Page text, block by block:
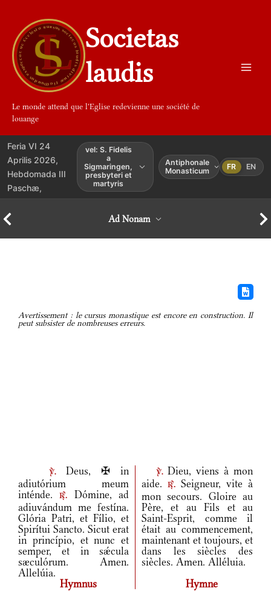
contenu
Societas
laudis
Le monde attend que l'Eglise redevienne une société de
louange
Feria VI 24
Aprilis 2026,
Hebdomada III
Paschæ,
vel: S. Fidelis
a
Sigmaringen,
presbyteri et
martyris
Antiphonale
Monasticum
FR EN
Ad Nonam
Avertissement : le cursus monastique est encore en construction. Il
peut subsister de nombreuses erreurs.
v.Deus, ✠ in
adiutórium meum
inténde.r.
Dómine, ad
adiuvándum me festína.
Glória Patri, et Fílio, et
Spirítui Sancto. Sicut erat
in princípio, et nunc et
semper, et in sǽcula
sæculórum. Amen.
Allelúia.
v.Dieu, viens à mon
aide.
r. Seigneur, vite à
mon secours. Gloire au
Père, et au Fils et au
Saint-Esprit, comme il
était au commencement,
maintenant et toujours, et
dans les siècles des
siècles. Amen. Alléluia.
Hymnus
Hymne